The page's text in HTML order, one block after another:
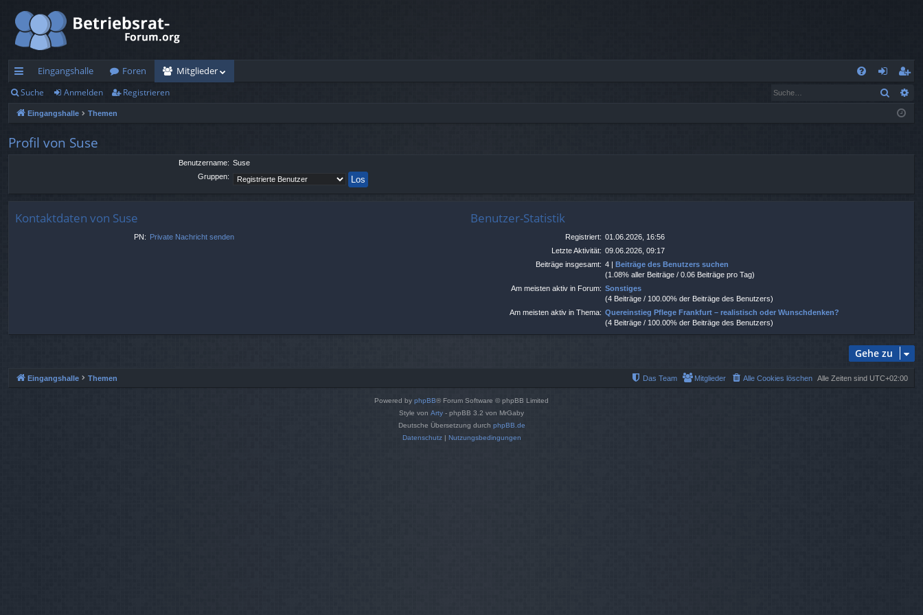
ch
ne
llz
Eingangshalle Foren
Mitglieder
n
eg
ist
Suche Anmelden Registrieren Suche
Eingangshalle Themen
Profil von Suse
Benutzername: Suse
Gruppen:
Kontaktdaten von Suse
PN: Private Nachricht senden
Benutzer-Statistik
Registriert: 01.06.2026, 16:56
Letzte Aktivität: 09.06.2026, 09:17
Beiträge insgesamt: 4 |Beiträge des Benutzers suchen
(1.08% aller Beiträge / 0.06 Beiträge pro Tag)
Am meisten aktiv in Forum: Sonstiges
(4 Beiträge / 100.00% der Beiträge des Benutzers)
Am meisten aktiv in Thema: Quereinstieg Pflege Frankfurt – realistisch oder Wunschdenken?
(4 Beiträge / 100.00% der Beiträge des Benutzers)
Gehe zu
Eingangshalle Themen Alle Zeiten sind UTC+02:00
Alle Cookies löschen
Mitglieder
Das Team
Powered by phpBB® Forum Software © phpBB Limited
Style von Arty - phpBB 3.2 von MrGaby
Deutsche Übersetzung durch phpBB.de
Datenschutz| Nutzungsbedingungen